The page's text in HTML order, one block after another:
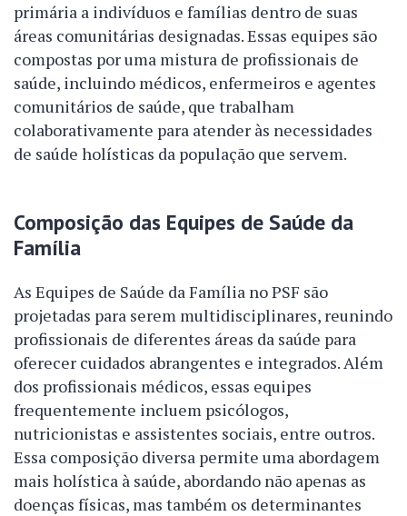
primária a indivíduos e famílias dentro de suas
áreas comunitárias designadas. Essas equipes são
compostas por uma mistura de profissionais de
saúde, incluindo médicos, enfermeiros e agentes
comunitários de saúde, que trabalham
colaborativamente para atender às necessidades
de saúde holísticas da população que servem.
Composição das Equipes de Saúde da
Família
As Equipes de Saúde da Família no PSF são
projetadas para serem multidisciplinares, reunindo
profissionais de diferentes áreas da saúde para
oferecer cuidados abrangentes e integrados. Além
dos profissionais médicos, essas equipes
frequentemente incluem psicólogos,
nutricionistas e assistentes sociais, entre outros.
Essa composição diversa permite uma abordagem
mais holística à saúde, abordando não apenas as
doenças físicas, mas também os determinantes